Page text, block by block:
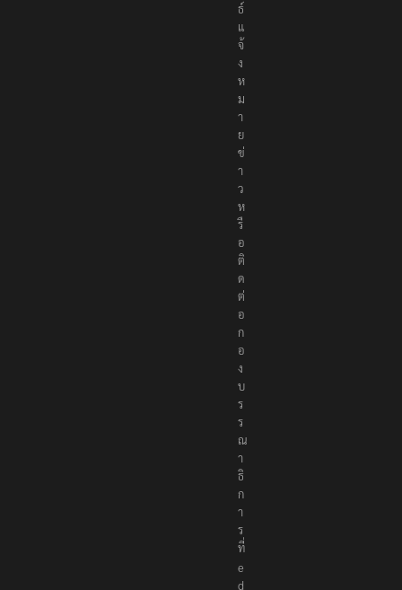
ธ์
แ
จ้
ง
ห
ม
า
ย
ข่
า
ว
ห
รื
อ
ติ
ด
ต่
อ
ก
อ
ง
บ
ร
ร
ณ
า
ธิ
ก
า
ร
ที่
e
d